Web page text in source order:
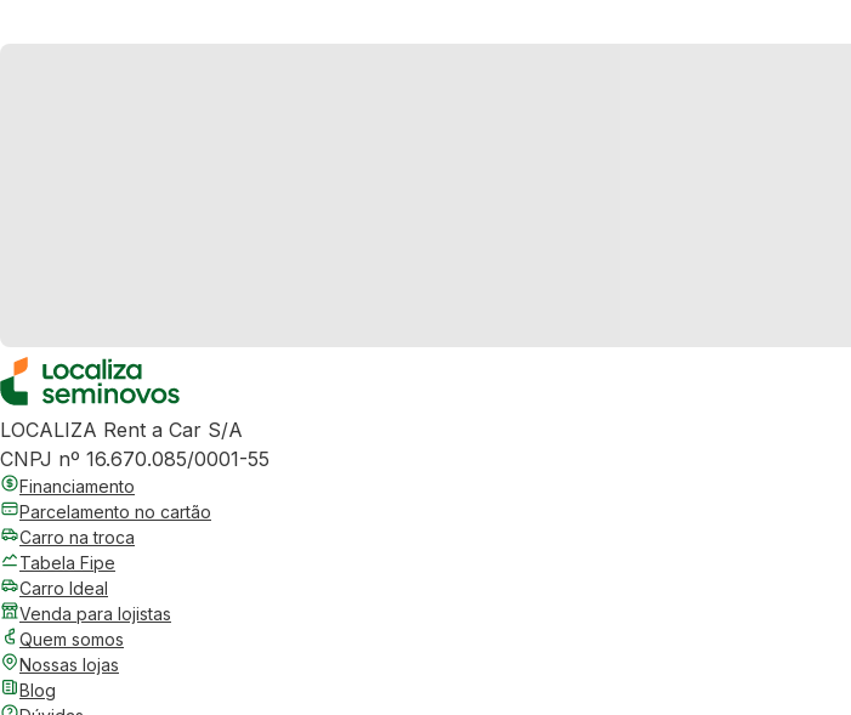
LOCALIZA Rent a Car S/A
CNPJ nº 16.670.085/0001-55
Financiamento
Parcelamento no cartão
Carro na troca
Tabela Fipe
Carro Ideal
Venda para lojistas
Quem somos
Nossas lojas
Blog